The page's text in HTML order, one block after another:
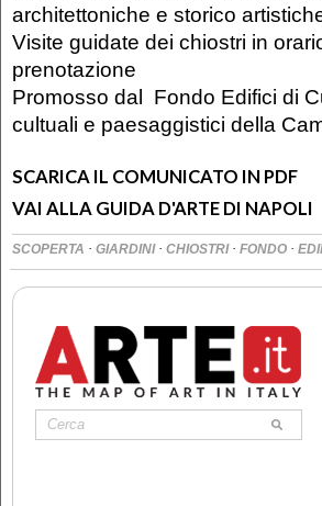
architettoniche e storico
Visite guidate dei chiostri in
prenotazione
Promosso dal Fondo Edifici di
cultuali e paesaggistici della
SCARICA IL COMUNICATO IN PDF
VAI ALLA GUIDA D'ARTE DI NAPOLI
SCOPERTA · GIARDINI · CHIOSTRI · FONDO ·